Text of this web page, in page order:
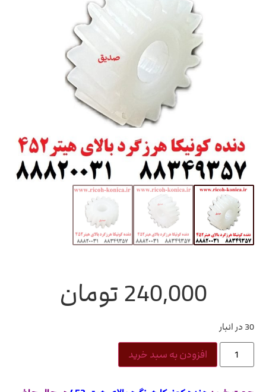
240,000 تومان
30 در انبار
افزودن به سبد خرید